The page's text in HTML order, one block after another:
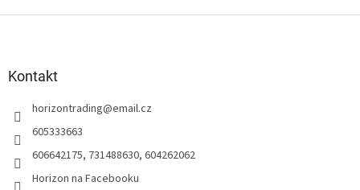
Kontakt
horizontrading@email.cz
605333663
606642175, 731488630, 604262062
Horizon na Facebooku